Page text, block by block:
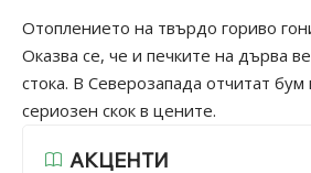
Отоплението на твърдо гориво
Оказва се, че и печките на дърва
стока. В Северозапада отчитат
сериозен скок в цените.
АКЦЕНТИ